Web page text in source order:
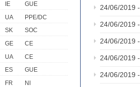
IE
GUE
UA
PPE/DC
SK
SOC
GE
CE
UA
CE
ES
GUE
FR
NI
24/06/2019 -
24/06/2019 -
24/06/2019 -
24/06/2019 -
24/06/2019 -